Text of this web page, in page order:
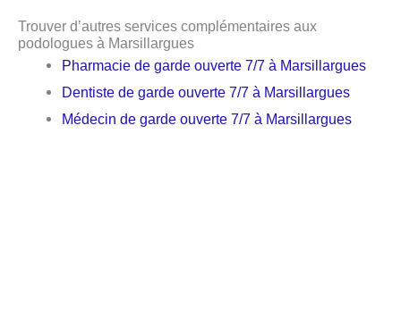
Trouver d’autres services complémentaires aux
podologues à Marsillargues
Pharmacie de garde ouverte 7/7 à Marsillargues
Dentiste de garde ouverte 7/7 à Marsillargues
Médecin de garde ouverte 7/7 à Marsillargues